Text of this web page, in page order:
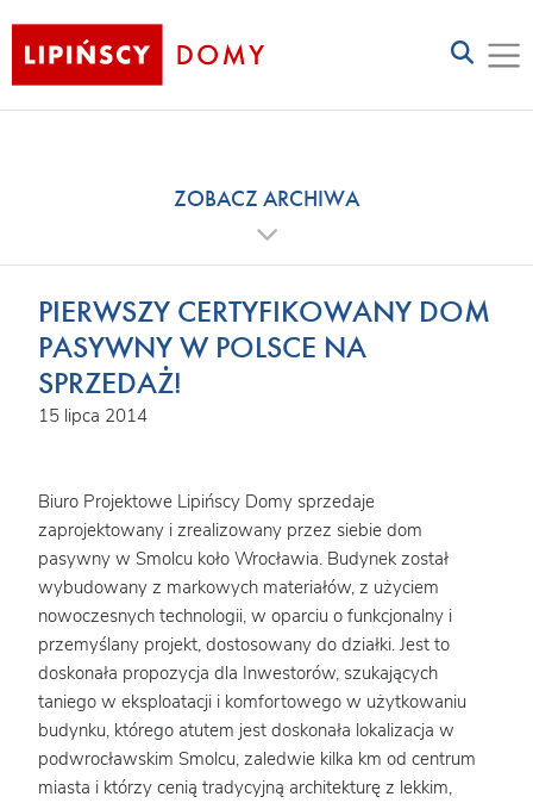
ZOBACZ ARCHIWA
PIERWSZY CERTYFIKOWANY DOM
PASYWNY W POLSCE NA
SPRZEDAŻ!
15 lipca 2014
Biuro Projektowe Lipińscy Domy sprzedaje
zaprojektowany i zrealizowany przez siebie dom
pasywny w Smolcu koło Wrocławia. Budynek został
wybudowany z markowych materiałów, z użyciem
nowoczesnych technologii, w oparciu o funkcjonalny i
przemyślany projekt, dostosowany do działki. Jest to
doskonała propozycja dla Inwestorów, szukających
taniego w eksploatacji i komfortowego w użytkowaniu
budynku, którego atutem jest doskonała lokalizacja w
podwrocławskim Smolcu, zaledwie kilka km od centrum
miasta i którzy cenią tradycyjną architekturę z lekkim,